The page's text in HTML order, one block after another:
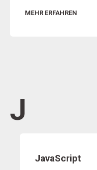
MEHR ERFAHREN
J
JavaScript